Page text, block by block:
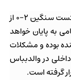
رئال مادرید روز یکشنبه در ال‌کلاسیکو با شکست سنگین ۲-۰ از
به پایان خواهد
بوده و مشکلات
در والدبباس
گرفته است.